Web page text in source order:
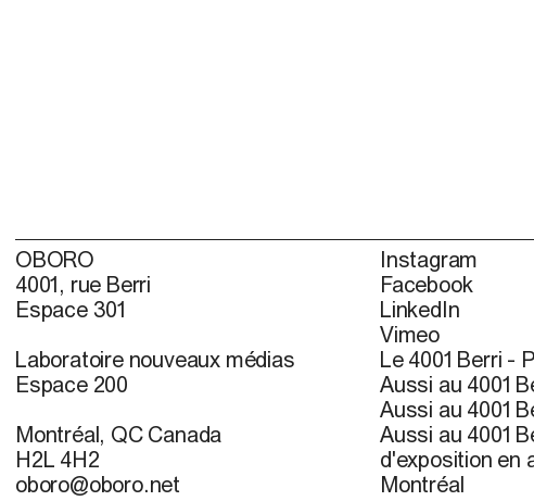
OBORO
4001, rue Berri
Espace 301
Laboratoire nouveaux médias
Espace 200
Montréal, QC Canada
H2L 4H2
oboro@oboro.net
Instagram
Facebook
LinkedIn
Vimeo
Le 4001 Berri -
Aussi au 4001
Aussi au 4001
Aussi au 4001
d'exposition en
Montréal